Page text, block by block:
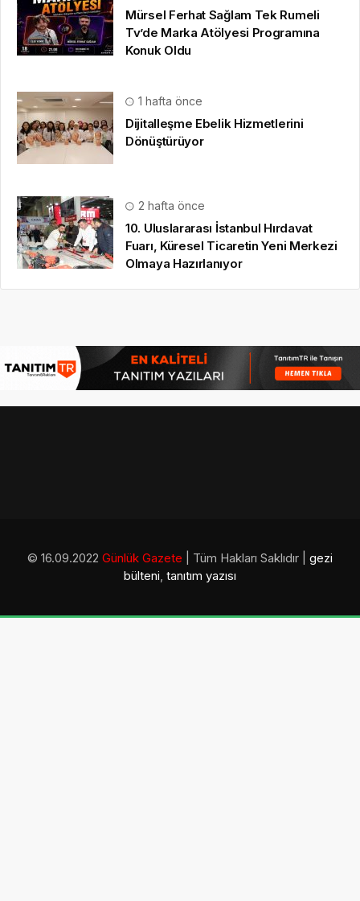
Mürsel Ferhat Sağlam Tek Rumeli
Tv’de Marka Atölyesi Programına
Konuk Oldu
1 hafta önce
Dijitalleşme Ebelik Hizmetlerini
Dönüştürüyor
2 hafta önce
10. Uluslararası İstanbul Hırdavat
Fuarı, Küresel Ticaretin Yeni Merkezi
Olmaya Hazırlanıyor
© 16.09.2022 Günlük Gazete | Tüm Hakları Saklıdır | gezi
bülteni, tanıtım yazısı